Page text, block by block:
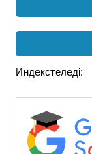
Индекстеледі: